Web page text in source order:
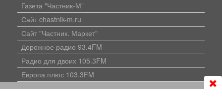
Газета "Частник-М"
Сайт chastnik-m.ru
Сайт "Частник. Маркет"
Дорожное радио 93.4FM
Радио для двоих 105.3FM
Европа плюс 103.3FM